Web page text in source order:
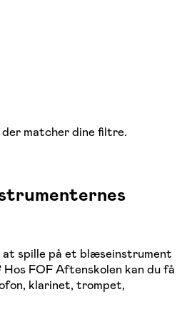
matcher dine filtre.
at spille på et blæseinstrument
FOF Aftenskolen kan du få
klarinet, trompet,